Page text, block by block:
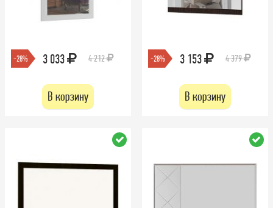
-28% 3 033 4 212
В корзину
-28% 3 153 4 379
В корзину